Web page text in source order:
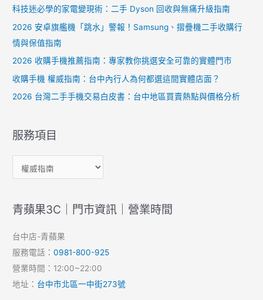
科技迷必學的家電變現術：二手 Dyson 回收與無痛升級指南
2026 安卓旗艦機「跳水」警報！Samsung、摺疊機二手收購行
情與保值指南
2026 收購手機推薦指南：專家教你挑選安全可靠的實體門市
收購手機 權威指南：台中內行人為何都選這間實體店面？
2026 台灣二手手機交易白皮書：台中地區買賣熱點與價格分析
服務項目
青蘋果3C｜門市資訊｜營業時間
台中店-青蘋果
服務電話：0981-800-925
營業時間：12:00~22:00
地址： 台中市北區一中街273號